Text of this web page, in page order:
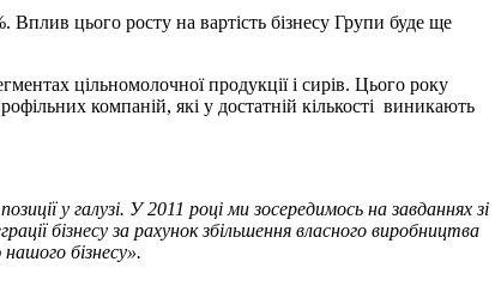
цього росту на вартість бізнесу Групи буде ще
цільномолочної продукції і сирів. Цього року
компаній, які у достатній кількості виникають
у галузі. У 2011 році ми зосередимось на завданнях зі
бізнесу за рахунок збільшення власного виробництва
бізнесу».